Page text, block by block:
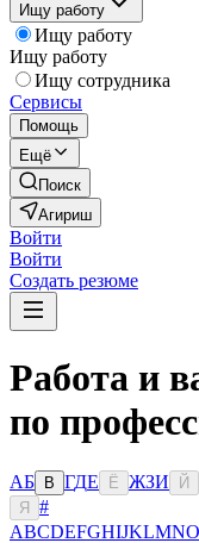
Ищу работу
Ищу работу
Ищу работу
Ищу сотрудника
Сервисы
Помощь
Ещё
Поиск
Агириш
Войти
Войти
Создать резюме
Работа и
по
АБ В ГДЕ Ё ЖЗИ Й
Я
#
ABCDEFGHIJKLMNO